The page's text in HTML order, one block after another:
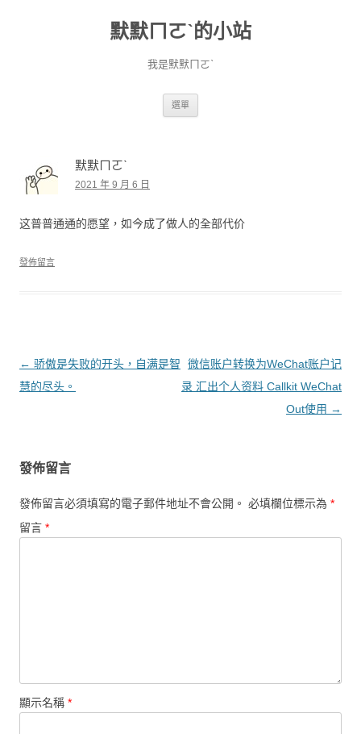
默默ㄇㄛˋ的小站
我是默默ㄇㄛˋ
選單
默默ㄇㄛˋ
2021 年 9 月 6 日
这普普通通的愿望，如今成了做人的全部代价
發佈留言
文章導覽
← 骄傲是失败的开头，自满是智
慧的尽头。
微信账户转换为WeChat账户记
录 汇出个人资料 Callkit WeChat
Out使用 →
發佈留言
發佈留言必須填寫的電子郵件地址不會公開。 必填欄位標示為 *
留言 *
顯示名稱 *